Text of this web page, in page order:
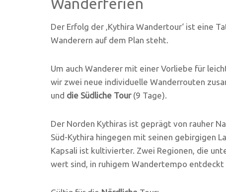
Wanderferien
Der Erfolg der ‚Kythira Wandertour‘ ist eine
Wanderern auf dem Plan steht.
Um auch Wanderer mit einer Vorliebe für
wir zwei neue individuelle Wanderrouten
und die Südliche Tour (9 Tage).
Der Norden Kythiras ist geprägt von rauher
Süd-Kythira hingegen mit seinen gebirgigen
Kapsali ist kultivierter. Zwei Regionen, die
wert sind, in ruhigem Wandertempo entdeckt